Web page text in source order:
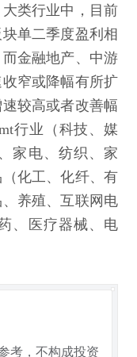
类行业中，目前
单二季度盈利相
金融地产、中游
窄或降幅有所扩
较高或者改善幅
行业（科技、媒
家电、纺织、家
化工、化纤、有
养殖、互联网电
、医疗器械、电
考，不构成投资